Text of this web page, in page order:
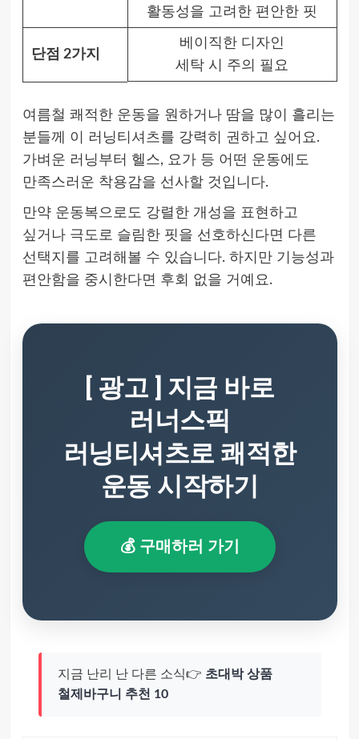
활동성을 고려한 편안한 핏
단점 2가지
베이직한 디자인
세탁 시 주의 필요
여름철 쾌적한 운동을 원하거나 땀을 많이 흘리는
분들께 이 러닝티셔츠를 강력히 권하고 싶어요.
가벼운 러닝부터 헬스, 요가 등 어떤 운동에도
만족스러운 착용감을 선사할 것입니다.
만약 운동복으로도 강렬한 개성을 표현하고
싶거나 극도로 슬림한 핏을 선호하신다면 다른
선택지를 고려해볼 수 있습니다. 하지만 기능성과
편안함을 중시한다면 후회 없을 거예요.
[ 광고 ] 지금 바로
러너스픽
러닝티셔츠로 쾌적한
운동 시작하기
💰 구매하러 가기
지금 난리 난 다른 소식👉 초대박 상품
철제바구니 추천 10